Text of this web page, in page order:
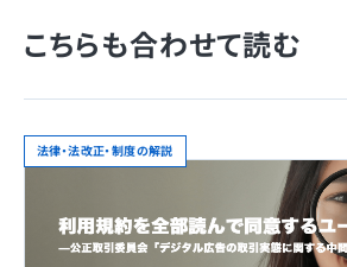
こちらも合わせて読む
法律・法改正・制度の解説